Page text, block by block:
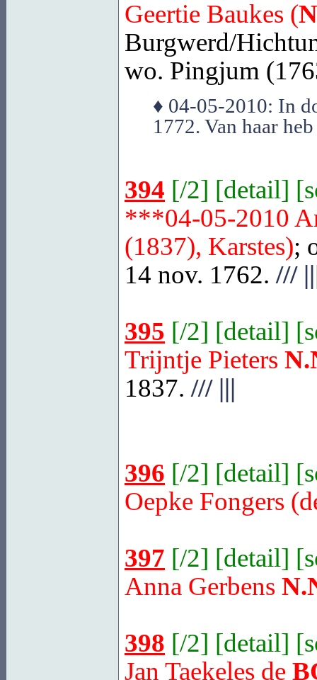
Geertie Baukes (
Burgwerd/
wo. Pingjum
♦ 04-05-2010: In
1772. Van haar
394 [/2] [detail] [
***04-05-2010
(1837), Karstes);
14 nov. 1762. ///
395 [/2] [detail] [
Trijntje Pieters
1837. ///|||
396 [/2] [detail] [
Oepke Fongers
397 [/2] [detail] [
Anna Gerbens
398 [/2] [detail] [
Jan Taekeles de